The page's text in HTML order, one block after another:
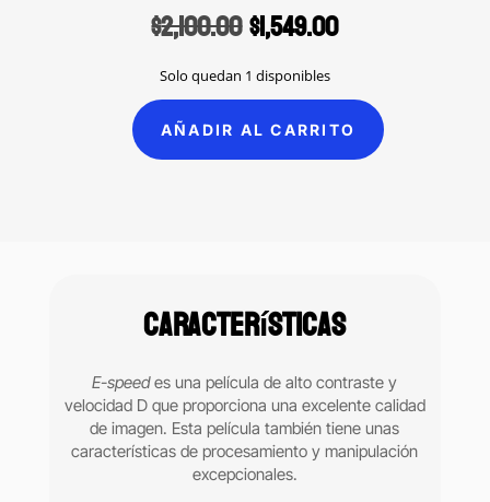
$2,100.00Original
price
was:
$2,100.00.
$1,549.00Current
$1,549.00.
Solo quedan 1 disponibles
pzas
cantidad
AÑADIR AL CARRITO
Características
E-speedes una película de alto contraste y
velocidad D que proporciona una excelente calidad
de imagen. Esta película también tiene unas
características de procesamiento y manipulación
excepcionales.